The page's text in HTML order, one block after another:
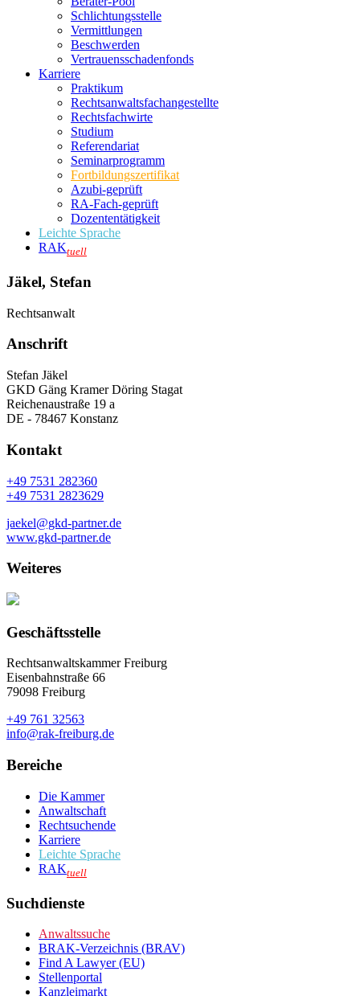
Schlichtungsstelle
Vermittlungen
Beschwerden
Vertrauensschadenfonds
Karriere
Praktikum
Rechtsanwalts­fachangestellte
Rechtsfachwirte
Studium
Referendariat
Seminarprogramm
Fortbildungszertifikat
Azubi-geprüft
RA-Fach-geprüft
Dozententätigkeit
Leichte Sprache
RAKtuell
Jäkel, Stefan
Rechtsanwalt
Anschrift
Stefan Jäkel
GKD Gäng Kramer Döring Stagat
Reichenaustraße 19 a
DE - 78467 Konstanz
Kontakt
+49 7531 282360
+49 7531 2823629
jaekel@gkd-partner.de
www.gkd-partner.de
Weiteres
Geschäftsstelle
Rechtsanwaltskammer Freiburg
Eisenbahnstraße 66
79098 Freiburg
+49 761 32563
info@rak-freiburg.de
Bereiche
Die Kammer
Anwaltschaft
Rechtsuchende
Karriere
Leichte Sprache
RAKtuell
Suchdienste
Anwaltssuche
BRAK-Verzeichnis (BRAV)
Find A Lawyer (EU)
Stellenportal
Kanzleimarkt